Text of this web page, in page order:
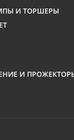
И ТОРШЕРЫ
И